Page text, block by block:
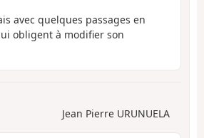
avec quelques passages en
obligent à modifier son
Jean Pierre URUNUELA